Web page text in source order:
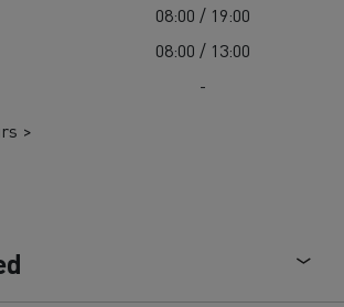
08:00 / 19:00
08:00 / 13:00
-
>